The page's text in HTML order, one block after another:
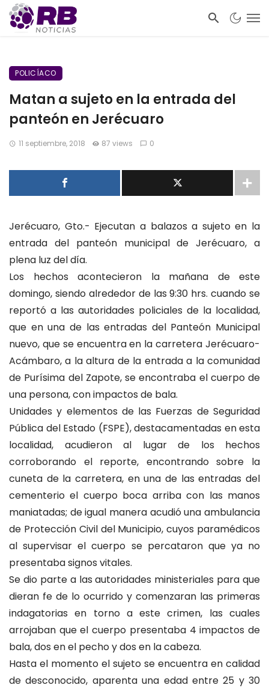
POLICÍACO
Matan a sujeto en la entrada del
panteón en Jerécuaro
11 septiembre, 2018 87 views 0
Jerécuaro, Gto.- Ejecutan a balazos a sujeto en la
entrada del panteón municipal de Jerécuaro, a
plena luz del día.
Los hechos acontecieron la mañana de este
domingo, siendo alrededor de las 9:30 hrs. cuando se
reportó a las autoridades policiales de la localidad,
que en una de las entradas del Panteón Municipal
nuevo, que se encuentra en la carretera Jerécuaro-
Acámbaro, a la altura de la entrada a la comunidad
de Purísima del Zapote, se encontraba el cuerpo de
una persona, con impactos de bala.
Unidades y elementos de las Fuerzas de Seguridad
Pública del Estado (FSPE), destacamentadas en esta
localidad, acudieron al lugar de los hechos
corroborando el reporte, encontrando sobre la
cuneta de la carretera, en una de las entradas del
cementerio el cuerpo boca arriba con las manos
maniatadas; de igual manera acudió una ambulancia
de Protección Civil del Municipio, cuyos paramédicos
al supervisar el cuerpo se percataron que ya no
presentaba signos vitales.
Se dio parte a las autoridades ministeriales para que
dieran fe de lo ocurrido y comenzaran las primeras
indagatorias en torno a este crimen, las cuales
arrojaban que el cuerpo presentaba 4 impactos de
bala, dos en el pecho y dos en la cabeza.
Hasta el momento el sujeto se encuentra en calidad
de desconocido, aparenta una edad entre 25 y 30